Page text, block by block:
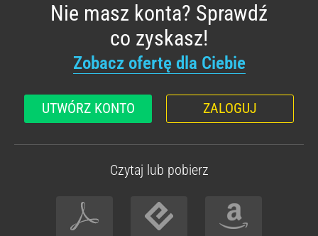
Nie masz konta? Sprawdź
co zyskasz!
Zobacz ofertę dla Ciebie
UTWÓRZ KONTO ZALOGUJ
Czytaj lub pobierz